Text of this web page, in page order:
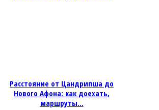
Расстояние от Цандрипша до
Нового Афона: как доехать,
маршруты...